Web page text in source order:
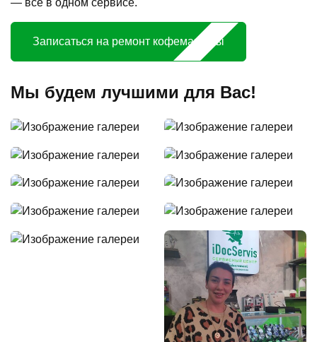
Записаться на ремонт кофемашины
Мы будем лучшими для Вас!